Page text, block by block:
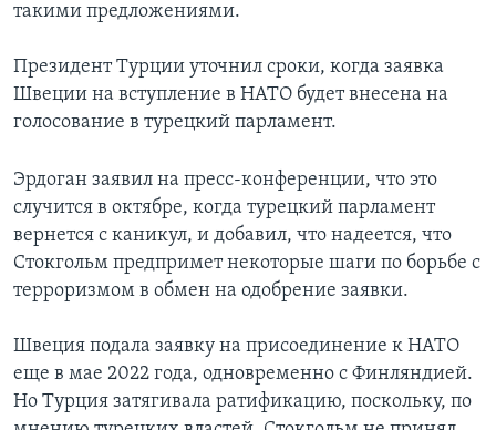
такими предложениями.
Президент Турции уточнил сроки, когда заявка
Швеции на вступление в НАТО будет внесена на
голосование в турецкий парламент.
Эрдоган заявил на пресс-конференции, что это
случится в октябре, когда турецкий парламент
вернется с каникул, и добавил, что надеется, что
Стокгольм предпримет некоторые шаги по борьбе с
терроризмом в обмен на одобрение заявки.
Швеция подала заявку на присоединение к НАТО
еще в мае 2022 года, одновременно с Финляндией.
Но Турция затягивала ратификацию, поскольку, по